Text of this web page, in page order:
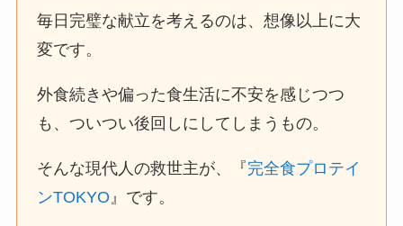
毎日完璧な献立を考えるのは、想像以上に大
変です。
外食続きや偏った食生活に不安を感じつつ
も、ついつい後回しにしてしまうもの。
そんな現代人の救世主が、『完全食プロテイ
ンTOKYO』です。